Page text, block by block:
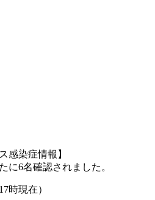
感染症情報】
に6名確認されました。
時現在）